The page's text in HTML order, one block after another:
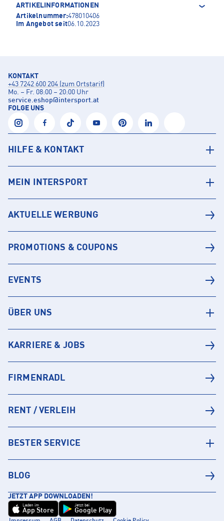
ARTIKELINFORMATIONEN
Artikelnummer:478010406
Im Angebot seit06.10.2023
KONTAKT
+43 7242 600 204 (zum Ortstarif)
Mo. – Fr. 08:00 – 20:00 Uhr
service.eshop@intersport.at
FOLGE UNS
HILFE & KONTAKT
MEIN INTERSPORT
AKTUELLE WERBUNG
PROMOTIONS & COUPONS
EVENTS
ÜBER UNS
KARRIERE & JOBS
FIRMENRADL
RENT / VERLEIH
BESTER SERVICE
BLOG
JETZT APP DOWNLOADEN!
Laden im
App Store
Jetzt bei
Google Play